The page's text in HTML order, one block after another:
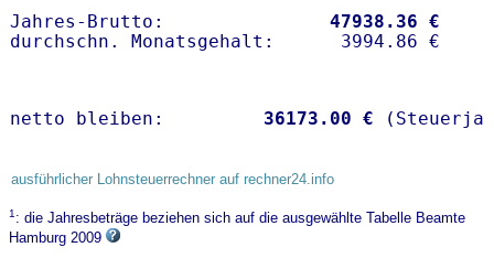
Jahres-Brutto: 47938.36 €
netto bleiben: 36173.00 €
ausführlicher Lohnsteuerrechner auf rechner24.info
1: die Jahresbeträge beziehen sich auf die ausgewählte Tabelle Beamte
Hamburg 2009